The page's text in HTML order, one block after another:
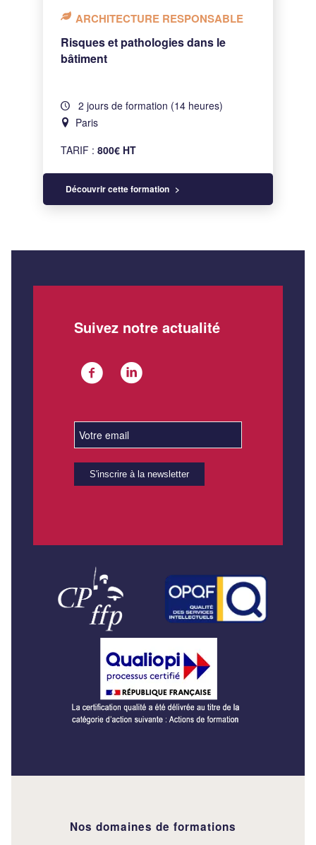
ARCHITECTURE RESPONSABLE
Risques et pathologies dans le
bâtiment
2 jours de formation (14 heures)
Paris
TARIF :800€ HT
Découvrir cette formation
Suivez notre actualité
Nos domaines de formations